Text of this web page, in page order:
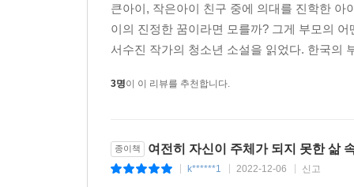
큰아이, 작은아이 친구 중에 의대를 진학한
이의 진정한 꿈이라면 모를까? 그게 부모의
서수진 작가의 청소년 소설을 읽었다. 한국의
3명이 이 리뷰를 추천합니다.
종이책 여전히 자신이 주체가 되지 못한 삶
k******1 2022-12-06 신고